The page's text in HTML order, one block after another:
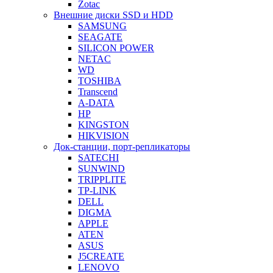
Zotac
Внешние диски SSD и HDD
SAMSUNG
SEAGATE
SILICON POWER
NETAC
WD
TOSHIBA
Transcend
A-DATA
HP
KINGSTON
HIKVISION
Док-станции, порт-репликаторы
SATECHI
SUNWIND
TRIPPLITE
TP-LINK
DELL
DIGMA
APPLE
ATEN
ASUS
J5CREATE
LENOVO